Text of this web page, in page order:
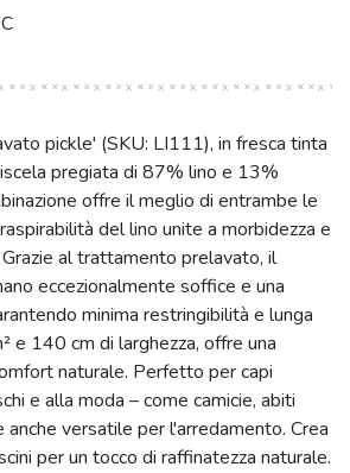
pickle' (SKU: LI111), in fresca tinta
pregiata di 87% lino e 13%
offre il meglio di entrambe le
del lino unite a morbidezza e
al trattamento prelavato, il
eccezionalmente soffice e una
minima restringibilità e lunga
e 140 cm di larghezza, offre una
naturale. Perfetto per capi
e alla moda – come camicie, abiti
versatile per l'arredamento. Crea
per un tocco di raffinatezza naturale.